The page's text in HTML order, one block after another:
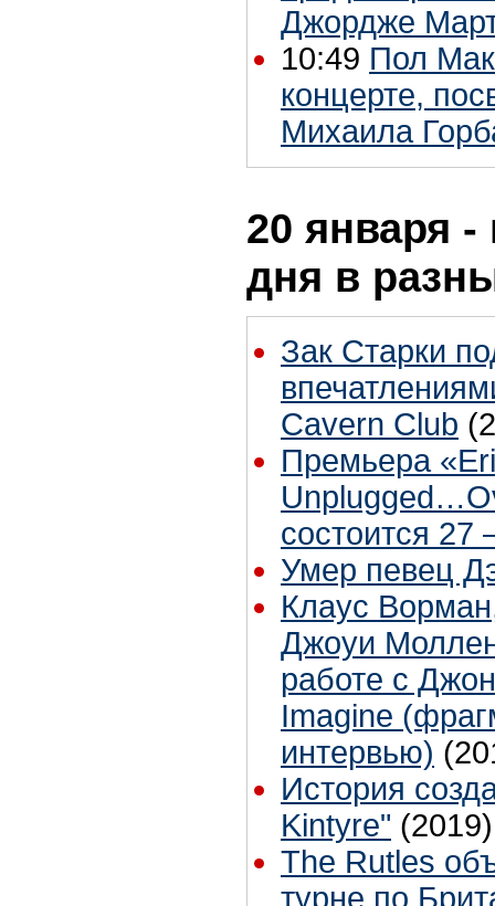
Джордже
10:49 Пол
концерте,
Михаила
20 января -
дня в
Зак Старки
Cavern Club
Премьера
состоится
Умер певец
Клаус
Джоуи
работе с
Imagine
интервью)
История
Kintyre" (2019)
The Rutles
турне по